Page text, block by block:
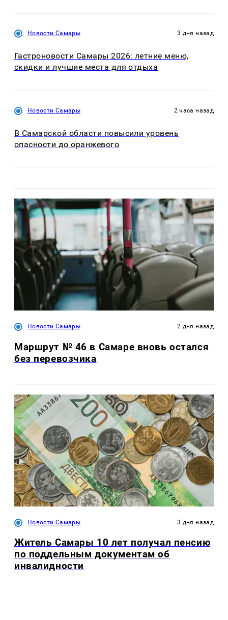
Новости Самары 3 дня назад
Гастроновости Самары 2026: летние меню,
скидки и лучшие места для отдыха
Новости Самары 2 часа назад
В Самарской области повысили уровень
опасности до оранжевого
Новости Самары 2 дня назад
Маршрут № 46 в Самаре вновь остался
без перевозчика
Новости Самары 3 дня назад
Житель Самары 10 лет получал пенсию
по поддельным документам об
инвалидности